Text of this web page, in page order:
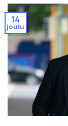
14
joulu